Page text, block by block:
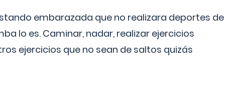
embarazada que no realizara deportes de
lo es. Caminar, nadar, realizar ejercicios
ejercicios que no sean de saltos quizás